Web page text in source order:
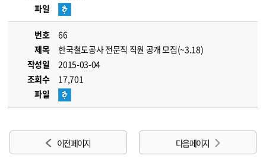
파일
번호
66
제목
한국철도공사 전문직 직원 공개 모집(~3.18)
작성일
2015-03-04
조회수
17,701
파일
이전 페이지 다음 페이지